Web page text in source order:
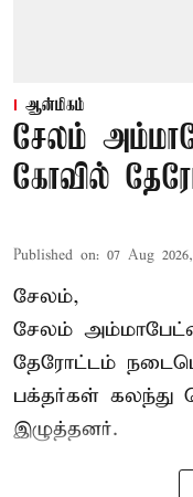
ஆன்மிகம்
சேலம்
கோவில்
Published on: 07 Aug
சேலம்,
சேலம்
தேரோட்டம்
பக்தர்கள் கலந்து
இழுத்தனர்.